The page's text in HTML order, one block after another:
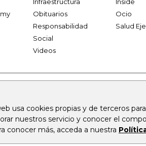
usa cookies propias y de terceros
nuestros servicio y conocer el
conocer más, acceda a nuestra
Infraestructura
Inside
Obituarios
Ocio
Responsabilidad
Social
Salud
Videos
canalrcn.com rcnradio.com